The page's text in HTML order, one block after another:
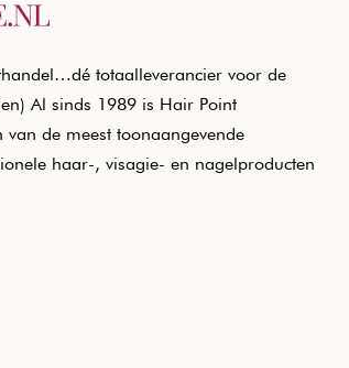
totaalleverancier voor de
Al sinds 1989 is Hair Point
van de meest toonaangevende
haar-, visagie- en nagelproducten